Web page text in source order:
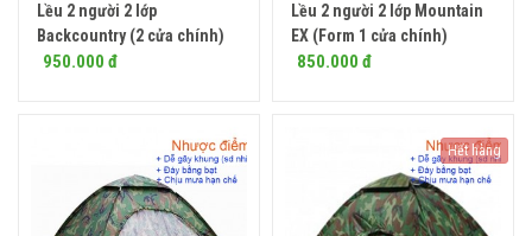
Lều 2 người 2 lớp
Backcountry (2 cửa chính)
950.000 đ
Lều 2 người 2 lớp Mountain
EX (Form 1 cửa chính)
850.000 đ
Hết hàng